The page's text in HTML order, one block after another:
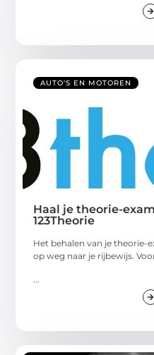
AUTO'S EN MOTOREN
Haal je theorie-
123Theorie
Het behalen van je theorie-
op weg naar je rijbewijs.